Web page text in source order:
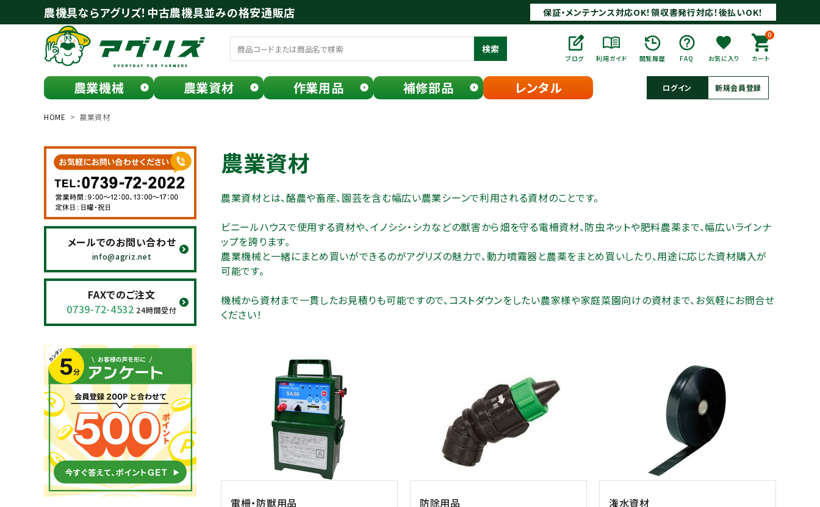
農機具ならアグリズ！中古農機具並みの格安通販店 保証・メンテナンス対応OK！領収書発行対応！後払いOK！
検索
ブログ 利用ガイド 閲覧履歴 FAQ お気に入り
0
カート
農業機械 農業資材 作業用品 補修部品 レンタル ログイン 新規会員登録
ログイン person
search
農業資材
作業用品
補修部品
HOME 農業資材
メールでのお問い合わせ
info@agriz.net
FAXでのご注文
0739-72-4532 24時間受付
農業資材
農業資材とは、酪農や畜産、園芸を含む幅広い農業シーンで利用される資材のことです。
ビニールハウスで使用する資材や、イノシシ・シカなどの獣害から畑を守る電柵資材、防虫ネットや肥料農薬まで、幅広いラインナ
ップを誇ります。
農業機械と一緒にまとめ買いができるのがアグリズの魅力で、動力噴霧器と農薬をまとめ買いしたり、用途に応じた資材購入が
可能です。
機械から資材まで一貫したお見積りも可能ですので、コストダウンをしたい農家様や家庭菜園向けの資材まで、お気軽にお問合せ
ください！
電柵・防獣用品 防除用品 潅水資材